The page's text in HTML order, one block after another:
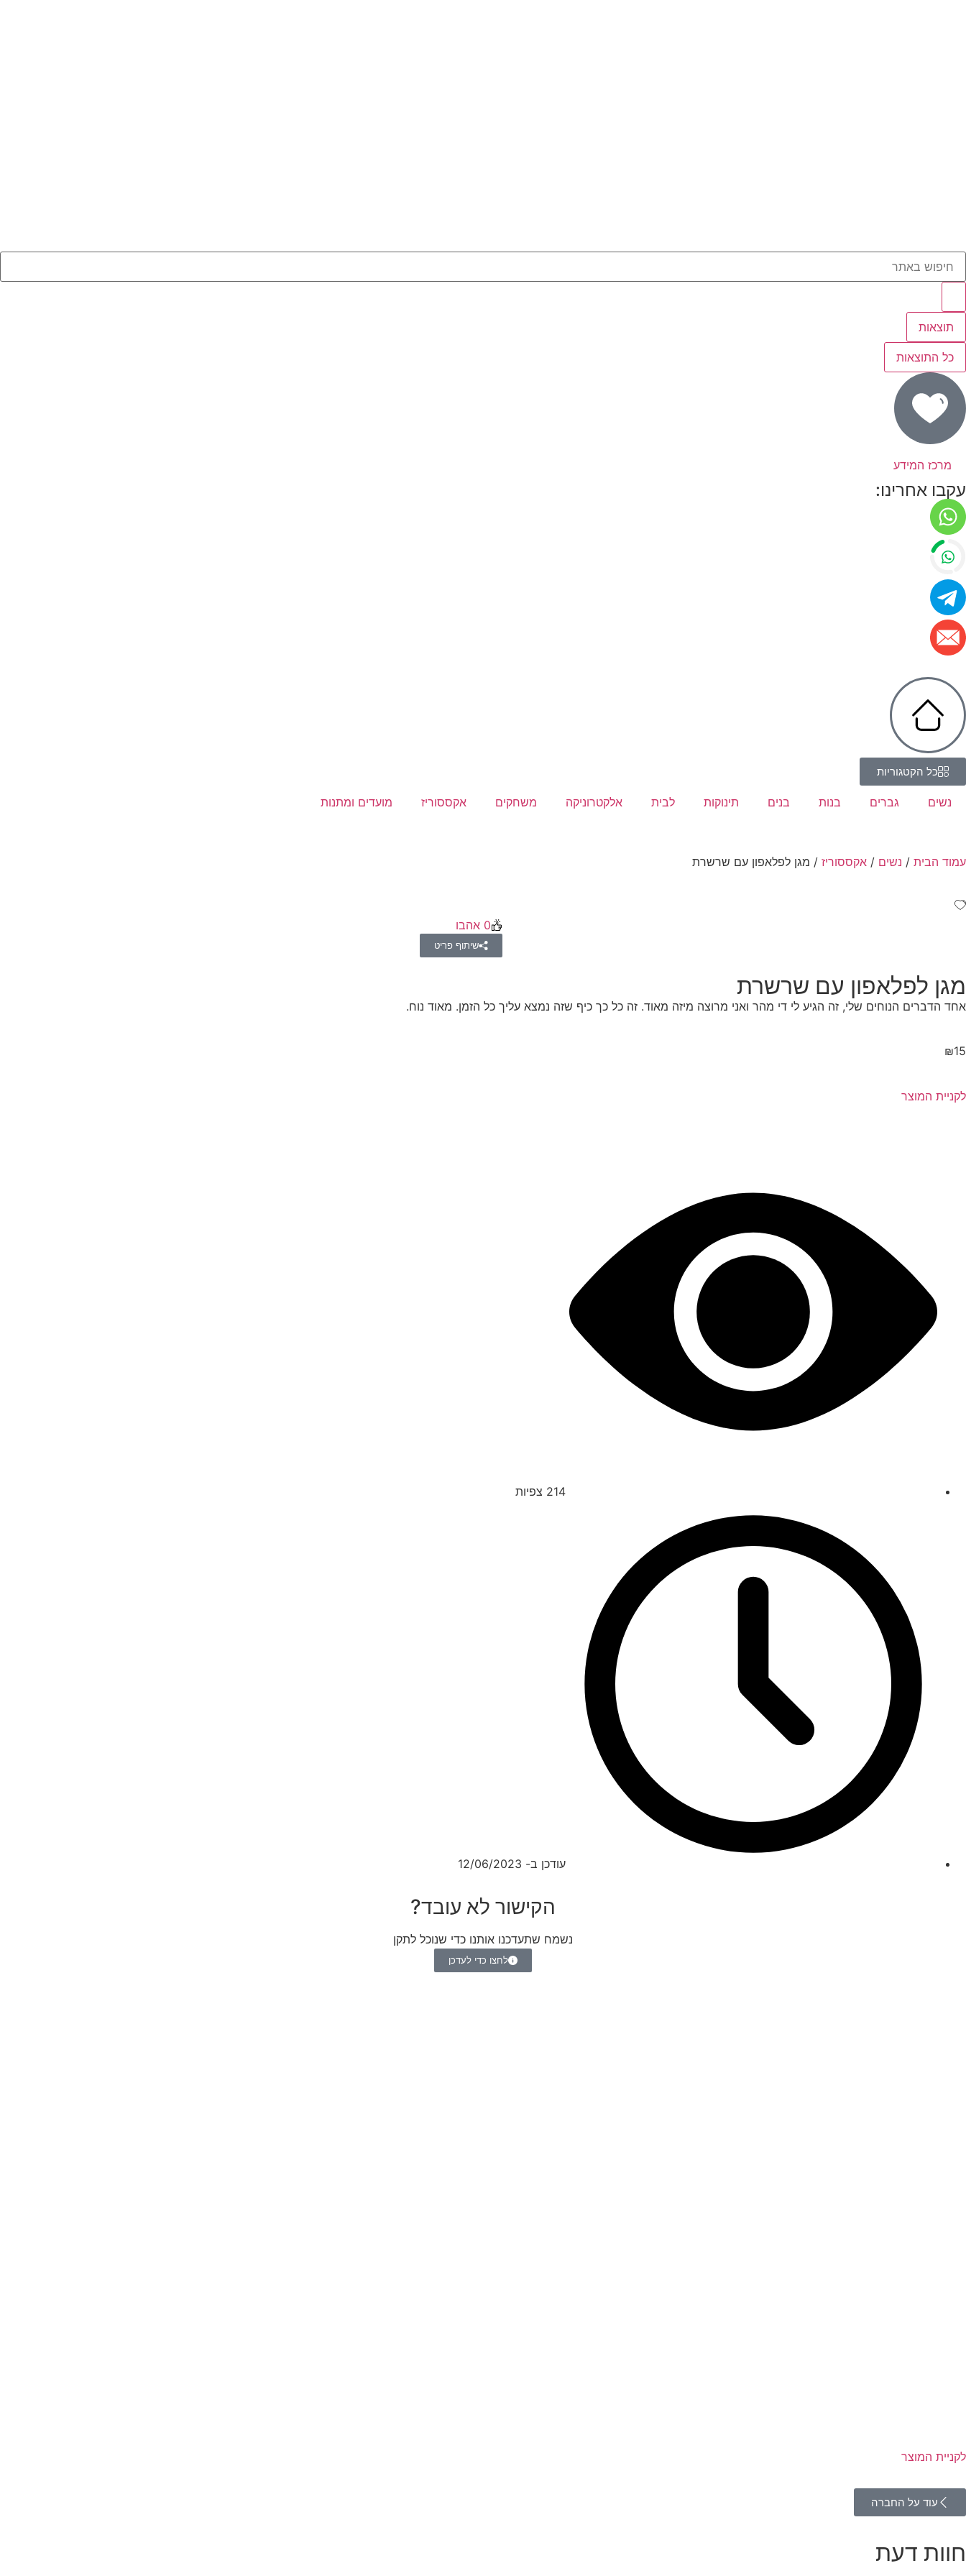
תוצאות
כל התוצאות
מרכז המידע
עקבו אחרינו:
כל הקטגוריות
נשים גברים בנות בנים תינוקות לבית אלקטרוניקה משחקים אקססוריז מועדים ומתנות
עמוד הבית / נשים / אקססוריז / מגן לפלאפון עם שרשרת
0 אהבו
שיתוף פריט
מגן לפלאפון עם שרשרת
אחד הדברים הנוחים שלי, זה הגיע לי די מהר ואני מרוצה מיזה מאוד. זה כל כך כיף שזה נמצא עליך כל הזמן. מאוד נוח.
₪15
לקניית המוצר
214 צפיות
עודכן ב- 12/06/2023
הקישור לא עובד?
נשמח שתעדכנו אותנו כדי שנוכל לתקן
לחצו כדי לעדכן
לקניית המוצר
עוד על החברה
חוות דעת